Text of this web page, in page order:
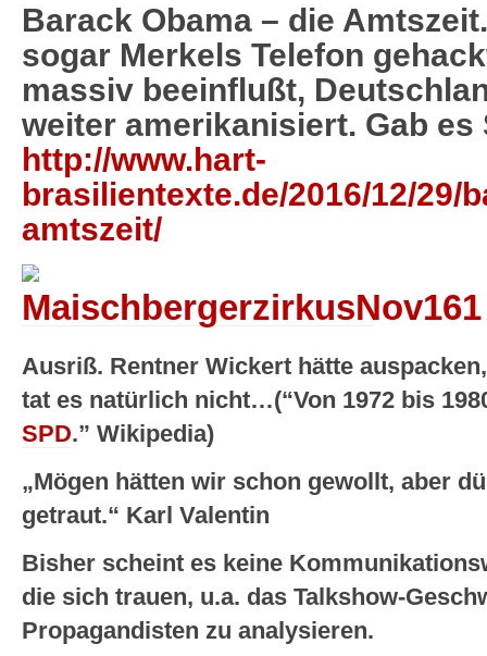
Barack Obama – die
sogar Merkels Telefon
massiv beeinflußt,
weiter amerikanisiert. Gab es
http://www.hart-
brasilientexte.de/2016/12/29/
amtszeit/
Ausriß. Rentner Wickert hätte
tat es natürlich nicht…(“Von 1972 bis
SPD.” Wikipedia)
„Mögen hätten wir schon gewollt, aber
getraut.“ Karl Valentin
Bisher scheint es keine
die sich trauen, u.a. das Talkshow-
Propagandisten zu analysieren.